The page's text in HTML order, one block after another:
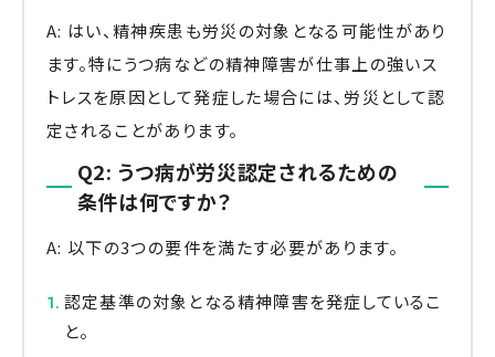
A: はい、精神疾患も労災の対象となる可能性があり
ます。特にうつ病などの精神障害が仕事上の強いス
トレスを原因として発症した場合には、労災として認
定されることがあります。
Q2: うつ病が労災認定されるための
条件は何ですか？
A: 以下の3つの要件を満たす必要があります。
認定基準の対象となる精神障害を発症しているこ
と。